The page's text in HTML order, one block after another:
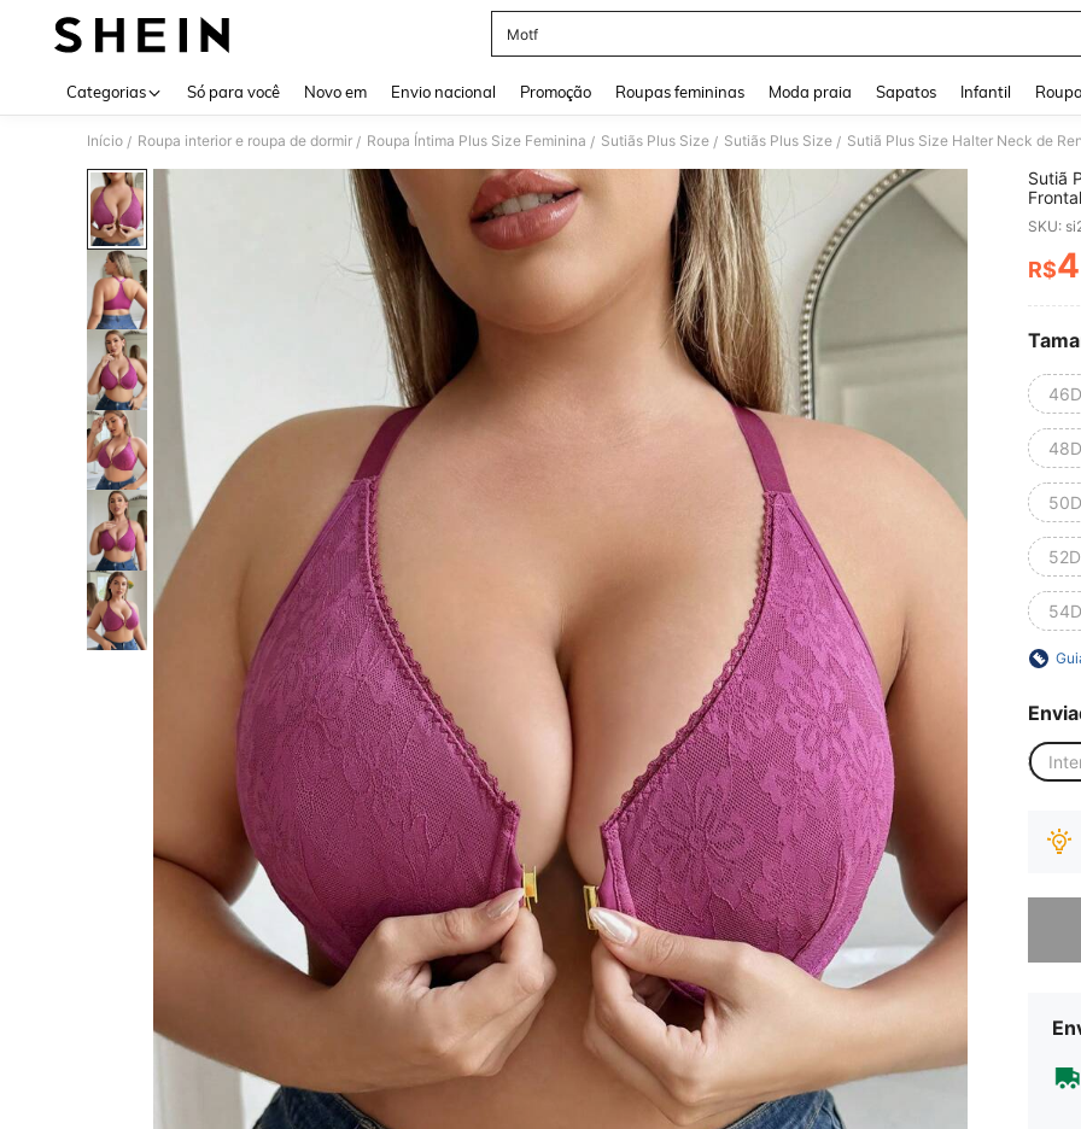
Motf
Categorias Só para você Novo em Envio nacional Promoção Roupas femininas Moda praia Sapatos Infantil
Início / Roupa interior e roupa de dormir / Roupa Íntima Plus Size Feminina / Sutiãs Plus Size / Sutiãs Plus Size / Sutiã Plus Size Halter Neck de
Sutiã
SKU:
R$